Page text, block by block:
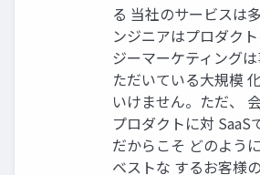
る 当社のサービスは
ンジニアはプロダク
ジーマーケティング
ただいている大規模
いけません。ただ、
プロダクトに対 SaaS
だからこそ どのよう
ベストな するお客様